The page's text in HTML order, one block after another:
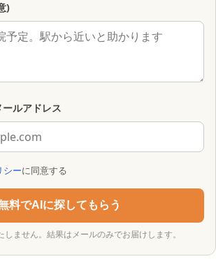
)
ルアドレス
シーに同意する
料でAIに探してもらう
しません。結果はメールのみでお届けします。